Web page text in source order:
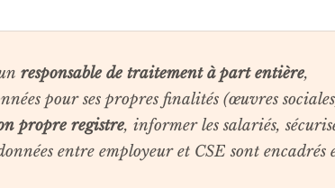
responsable de traitement à part entière,
pour ses propres finalités (œuvres
propre registre, informer les salariés,
entre employeur et CSE sont encadrés